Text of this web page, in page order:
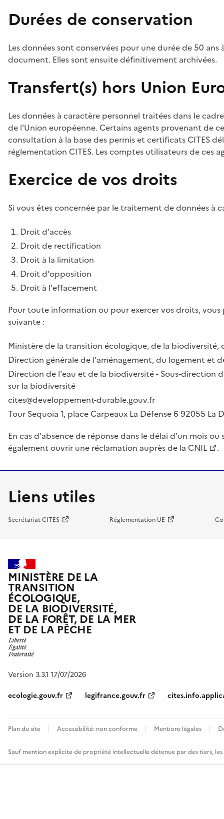
Durées de conservation
Les données sont conservées pour une durée de 50
document. Elles sont ensuite définitivement archivées.
Transfert(s) hors Union
Les données à caractère personnel traitées dans le
de l'Union européenne. Certains agents provenant de
consultation à la base des permis et certificats CITES
réglementation CITES. Les comptes utilisateurs de ces
Exercice de vos droits
Si vous êtes concernée par le traitement de données à
Droit d'accès
Droit de rectification
Droit à la limitation
Droit d'opposition
Droit à l'effacement
Pour toute information ou pour exercer vos droits,
suivante :
Ministère de la transition écologique, de la biodiversité,
Direction générale de l'aménagement, du logement et
Direction de l'eau et de la biodiversité - Sous-direction
sur la biodiversité
cites@developpement-durable.gouv.fr
Tour Sequoia 1, place Carpeaux La Défense 6 92055 La
En cas d'absence de réponse dans le délai d'un mois
également ouvrir une réclamation auprès de la CNIL .
Liens utiles
Secrétariat CITES Réglementation UE
MINISTÈRE DE LA
TRANSITION
ÉCOLOGIQUE,
DE LA BIODIVERSITÉ,
DE LA FORÊT, DE LA MER
ET DE LA PÊCHE
Version 3.3.1 17/07/2026
ecologie.gouv.fr
legifrance.gouv.fr
Plan du site Accessibilité: non conforme Mentions légales
Sauf mention explicite de propriété intellectuelle détenue par des tiers,